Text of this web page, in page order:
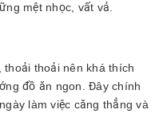
mệt nhọc, vất vả.
thoải nên khá thích
đồ ăn ngon. Đây chính
làm việc căng thẳng và